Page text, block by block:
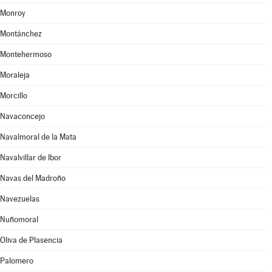
Monroy
Montánchez
Montehermoso
Moraleja
Morcillo
Navaconcejo
Navalmoral de la Mata
Navalvillar de Ibor
Navas del Madroño
Navezuelas
Nuñomoral
Oliva de Plasencia
Palomero